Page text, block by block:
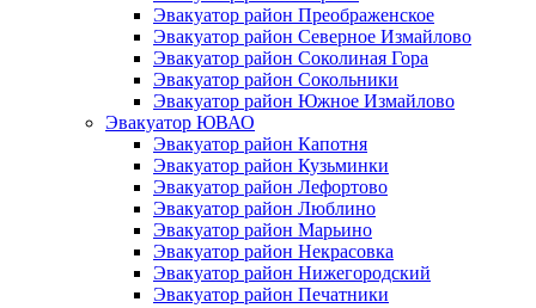
Эвакуатор район Преображенское
Эвакуатор район Северное Измайлово
Эвакуатор район Соколиная Гора
Эвакуатор район Сокольники
Эвакуатор район Южное Измайлово
Эвакуатор ЮВАО
Эвакуатор район Капотня
Эвакуатор район Кузьминки
Эвакуатор район Лефортово
Эвакуатор район Люблино
Эвакуатор район Марьино
Эвакуатор район Некрасовка
Эвакуатор район Нижегородский
Эвакуатор район Печатники